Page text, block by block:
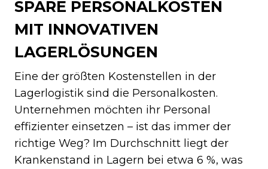
SPARE PERSONALKOSTEN
MIT INNOVATIVEN
LAGERLÖSUNGEN
Eine der größten Kostenstellen in der
Lagerlogistik sind die Personalkosten.
Unternehmen möchten ihr Personal
effizienter einsetzen – ist das immer der
richtige Weg? Im Durchschnitt liegt der
Krankenstand in Lagern bei etwa 6 %, was